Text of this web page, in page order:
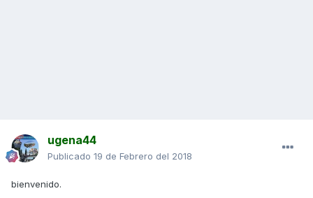
ugena44
Publicado 19 de Febrero del 2018
bienvenido.